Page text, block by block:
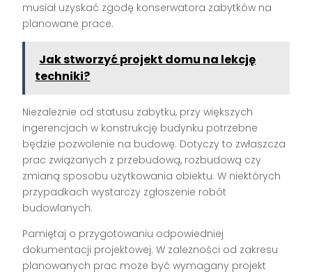
musiał uzyskać zgodę konserwatora zabytków na
planowane prace.
Jak stworzyć projekt domu na lekcję
techniki?
Niezależnie od statusu zabytku, przy większych
ingerencjach w konstrukcję budynku potrzebne
będzie pozwolenie na budowę. Dotyczy to zwłaszcza
prac związanych z przebudową, rozbudową czy
zmianą sposobu użytkowania obiektu. W niektórych
przypadkach wystarczy zgłoszenie robót
budowlanych.
Pamiętaj o przygotowaniu odpowiedniej
dokumentacji projektowej. W zależności od zakresu
planowanych prac może być wymagany projekt